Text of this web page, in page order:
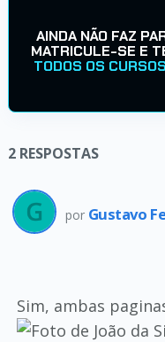
AINDA NÃO FAZ
MATRICULE-SE E
TODOS OS CURSOS
2 RESPOSTAS
por Gustavo
Sim, ambas